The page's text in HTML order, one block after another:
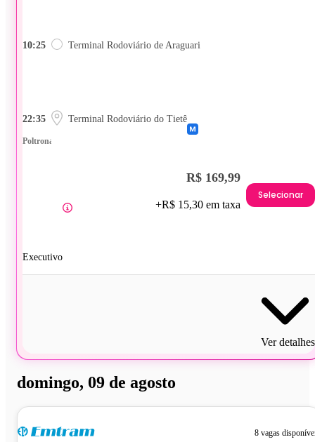
10:25 Terminal Rodoviário de Araguari
22:35 Terminal Rodoviário do Tietê
Poltrona
Executivo
R$ 169,99
+R$ 15,30 em taxa
Selecionar
Ver detalhes
domingo, 09 de agosto
8 vagas